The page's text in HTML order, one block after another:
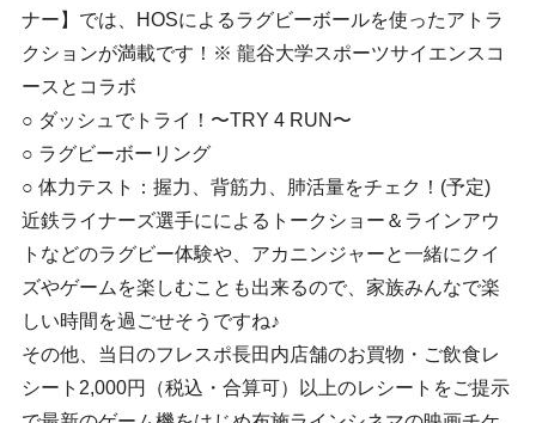
ナー】では、HOSによるラグビーボールを使ったアトラ
クションが満載です！※ 龍谷大学スポーツサイエンスコ
ースとコラボ
○ ダッシュでトライ！〜TRY 4 RUN〜
○ ラグビーボーリング
○ 体力テスト：握力、背筋力、肺活量をチェク！(予定)
近鉄ライナーズ選手にによるトークショー＆ラインアウ
トなどのラグビー体験や、アカニンジャーと一緒にクイ
ズやゲームを楽しむことも出来るので、家族みんなで楽
しい時間を過ごせそうですね♪
その他、当日のフレスポ長田内店舗のお買物・ご飲食レ
シート2,000円（税込・合算可）以上のレシートをご提示